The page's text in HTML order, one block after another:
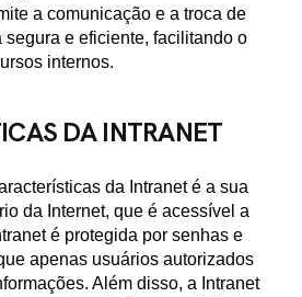
a comunicação e a troca de
segura e eficiente, facilitando o
internos.
DA INTRANET
da Intranet é a sua
da Internet, que é acessível a
é protegida por senhas e
apenas usuários autorizados
Além disso, a Intranet